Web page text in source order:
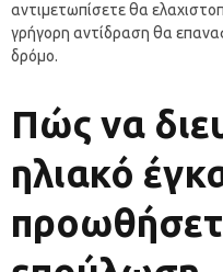
αντιμετωπίσετε θα
γρήγορη αντίδραση θα
δρόμο.
Πώς να
ηλιακό